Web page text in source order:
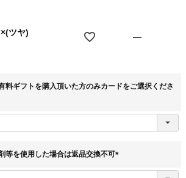
ツヤ) —
料ギフトを購入頂いた方のみカードをご選択くださ
等を使用した場合は返品交換不可